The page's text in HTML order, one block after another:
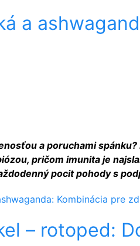
a
a poruchami
pričom imunita je
pocit pohody s
Kombinácia pre
– rotoped: